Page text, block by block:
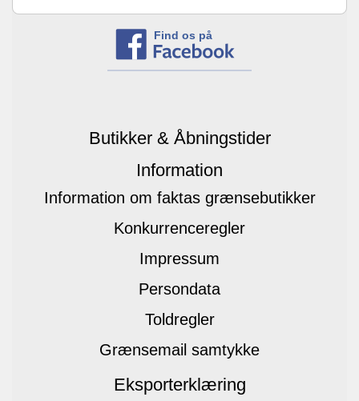
Find os på
Butikker & Åbningstider
Information
Information om faktas grænsebutikker
Konkurrenceregler
Impressum
Persondata
Toldregler
Grænsemail samtykke
Eksporterklæring